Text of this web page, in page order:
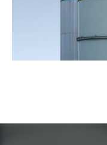
II категории
окружающую среду
и
НВОС. Для таких